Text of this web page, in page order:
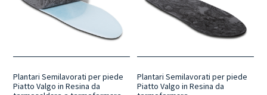
Plantari Semilavorati per piede
Piatto Valgo in Resina da
Plantari Semilavorati per piede
Piatto Valgo in Resina da